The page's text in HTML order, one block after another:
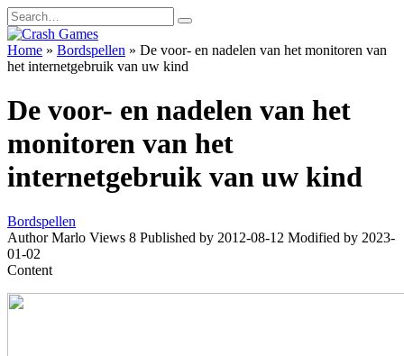
Skip
to
content
Search
for:
Home » Bordspellen » De voor- en nadelen van het monitoren van
het internetgebruik van uw kind
De voor- en nadelen van het
monitoren van het
internetgebruik van uw kind
Bordspellen
Author Marlo Views 8 Published by 2012-08-12 Modified by 2023-
01-02
Content